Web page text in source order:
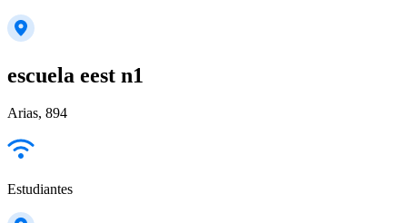
escuela eest n1
Arias, 894
Estudiantes